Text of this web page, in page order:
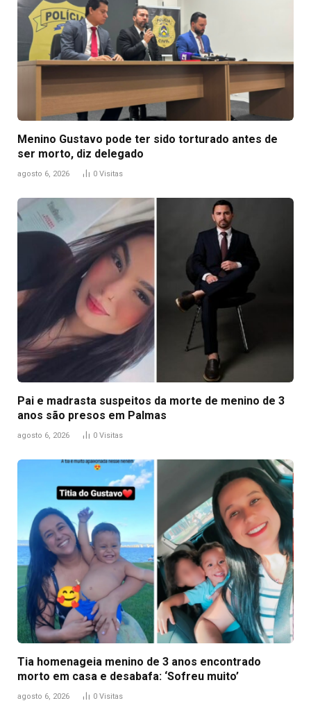
Menino Gustavo pode ter sido torturado antes de
ser morto, diz delegado
agosto 6, 2026 0 Visitas
Pai e madrasta suspeitos da morte de menino de 3
anos são presos em Palmas
agosto 6, 2026 0 Visitas
Tia homenageia menino de 3 anos encontrado
morto em casa e desabafa: ‘Sofreu muito’
agosto 6, 2026 0 Visitas